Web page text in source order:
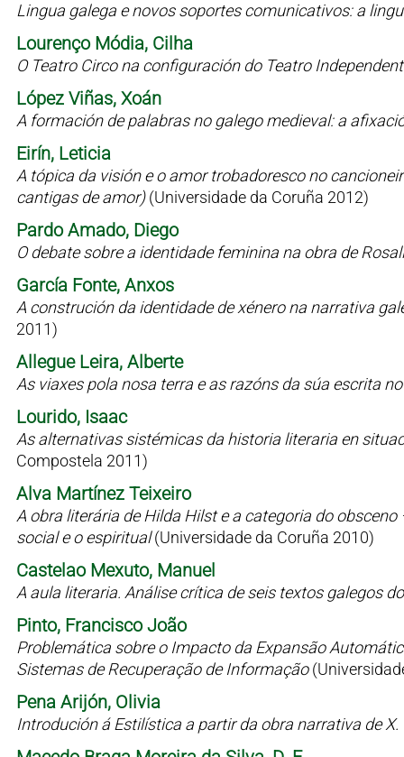
Lingua galega e novos soportes comunicativos: a
Lourenço Módia, Cilha
O Teatro Circo na configuración do Teatro
López Viñas, Xoán
A formación de palabras no galego medieval: a
Eirín, Leticia
A tópica da visión e o amor trobadoresco no
cantigas de amor)(Universidade da Coruña 2012)
Pardo Amado, Diego
O debate sobre a identidade feminina na obra de
García Fonte, Anxos
A construción da identidade de xénero na narrativa
2011)
Allegue Leira, Alberte
As viaxes pola nosa terra e as razóns da súa escrita
Lourido, Isaac
As alternativas sistémicas da historia literaria en
Compostela 2011)
Alva Martínez Teixeiro
A obra literária de Hilda Hilst e a categoria do
social e o espiritual(Universidade da Coruña 2010)
Castelao Mexuto, Manuel
A aula literaria. Análise crítica de seis textos galegos
Pinto, Francisco João
Problemática sobre o Impacto da Expansão
Sistemas de Recuperação de Informação
Pena Arijón, Olivia
Introdución á Estilística a partir da obra narrativa de X.